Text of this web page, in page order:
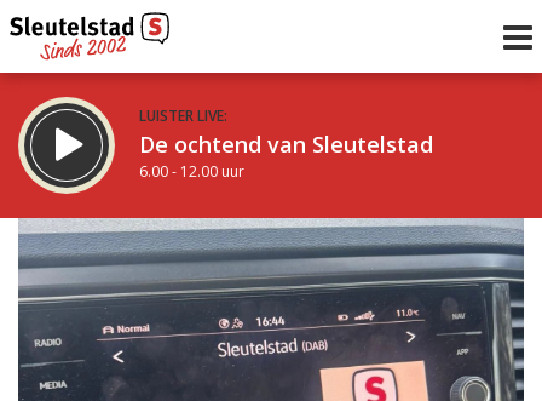
LUISTER LIVE:
De ochtend van Sleutelstad
6.00 - 12.00 uur
STRAKS:
De middag van Sleutelstad
12.00 - 19.00 uur
Vorig uur
uur 1 van 0 Volgend uur